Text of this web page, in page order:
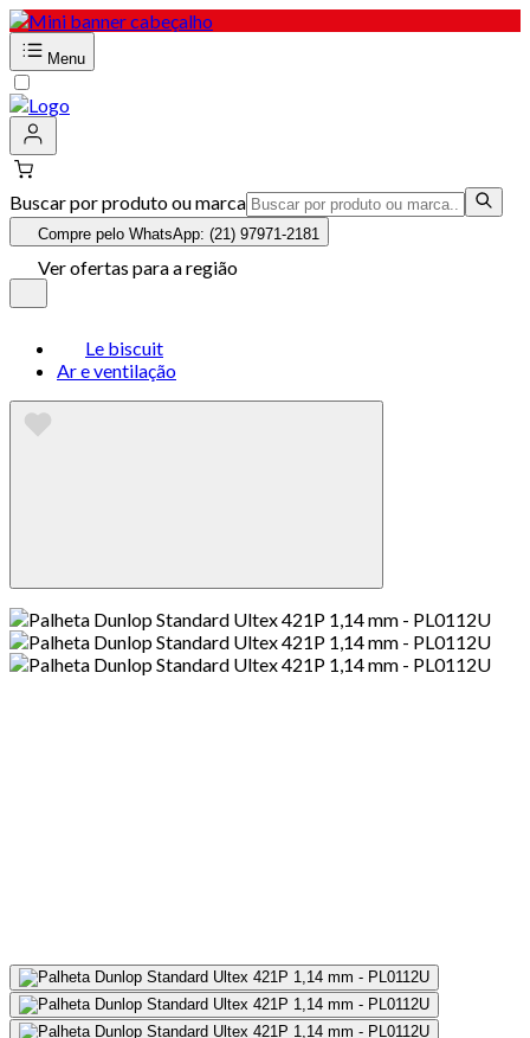
Menu
Buscar por produto ou marca
Compre pelo WhatsApp: (21) 97971-2181
Ver ofertas para a região
Le biscuit
Ar e ventilação